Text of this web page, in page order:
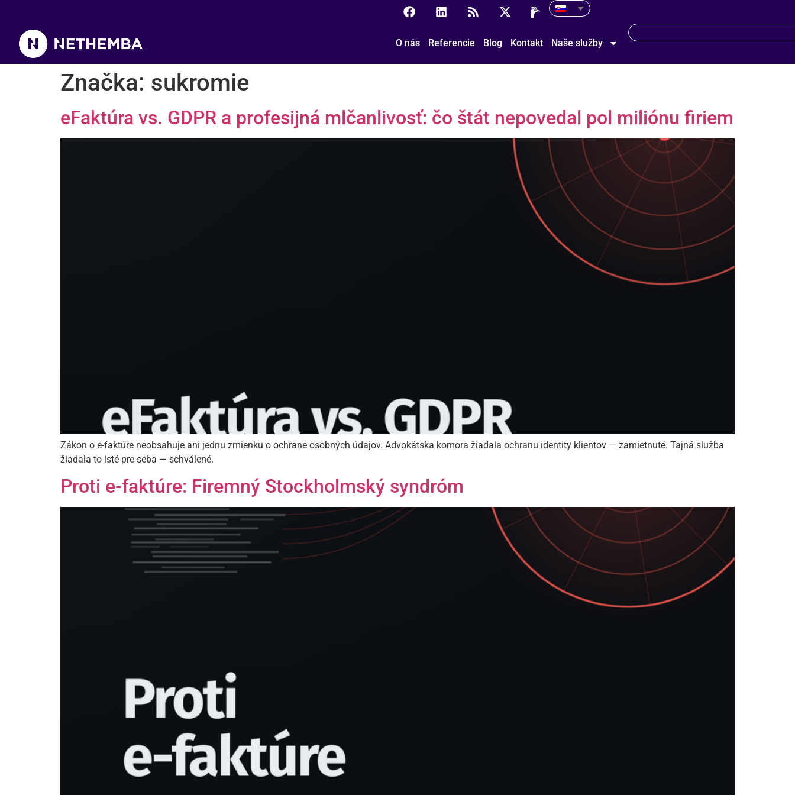
O nás Referencie Blog Kontakt Naše služby
Značka: sukromie
eFaktúra vs. GDPR a profesijná mlčanlivosť: čo štát nepovedal pol miliónu firiem
Zákon o e-faktúre neobsahuje ani jednu zmienku o ochrane osobných údajov. Advokátska komora žiadala ochranu identity klientov — zamietnuté. Tajná služba
žiadala to isté pre seba — schválené.
Proti e-faktúre: Firemný Stockholmský syndróm